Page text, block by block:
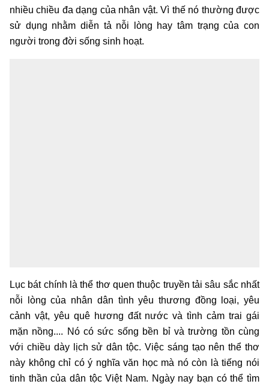
nhiều chiều đa dạng của nhân vật. Vì thế nó thường được
sử dụng nhằm diễn tả nỗi lòng hay tâm trạng của con
người trong đời sống sinh hoạt.
Lục bát chính là thể thơ quen thuộc truyền tải sâu sắc nhất
nỗi lòng của nhân dân tình yêu thương đồng loại, yêu
cảnh vật, yêu quê hương đất nước và tình cảm trai gái
mặn nồng.... Nó có sức sống bền bỉ và trường tồn cùng
với chiều dày lịch sử dân tộc. Việc sáng tạo nên thể thơ
này không chỉ có ý nghĩa văn học mà nó còn là tiếng nói
tinh thần của dân tộc Việt Nam. Ngày nay bạn có thể tìm